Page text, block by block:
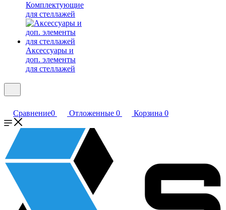
Комплектующие
для стеллажей
Аксессуары и
доп. элементы
для стеллажей
Сравнение0 Отложенные 0 Корзина 0